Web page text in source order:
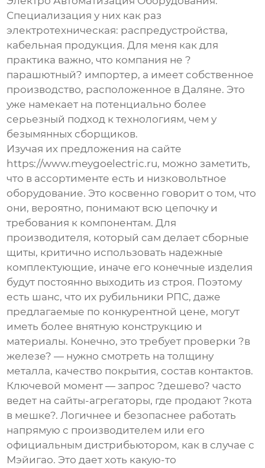
Специализация у них как раз
электротехническая: распредустройства,
кабельная продукция. Для меня как для
практика важно, что компания не ?
парашютный? импортер, а имеет собственное
производство, расположенное в Даляне. Это
уже намекает на потенциально более
серьезный подход к технологиям, чем у
безымянных сборщиков.
Изучая их предложения на сайте
https://www.meygoelectric.ru, можно заметить,
что в ассортименте есть и низковольтное
оборудование. Это косвенно говорит о том, что
они, вероятно, понимают всю цепочку и
требования к компонентам. Для
производителя, который сам делает сборные
щиты, критично использовать надежные
комплектующие, иначе его конечные изделия
будут постоянно выходить из строя. Поэтому
есть шанс, что их рубильники РПС, даже
предлагаемые по конкурентной цене, могут
иметь более внятную конструкцию и
материалы. Конечно, это требует проверки ?в
железе? — нужно смотреть на толщину
металла, качество покрытия, состав контактов.
Ключевой момент — запрос ?дешево? часто
ведет на сайты-агрегаторы, где продают ?кота
в мешке?. Логичнее и безопаснее работать
напрямую с производителем или его
официальным дистрибьютором, как в случае с
Мэйигао. Это дает хоть какую-то